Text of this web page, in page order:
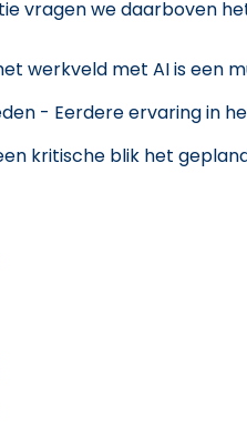
vragen we daarboven
werkveld met AI is een
- Eerdere ervaring in
kritische blik het